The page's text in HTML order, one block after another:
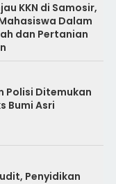
KKN di Samosir,
Dalam
dan Pertanian
Polisi Ditemukan
Bumi Asri
Penyidikan